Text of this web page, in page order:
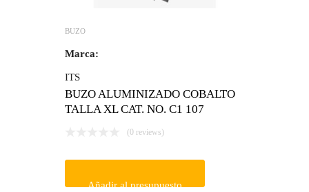
BUZO
Marca:
ITS
BUZO ALUMINIZADO COBALTO
TALLA XL CAT. NO. C1 107
(0 reviews)
Añadir al presupuesto